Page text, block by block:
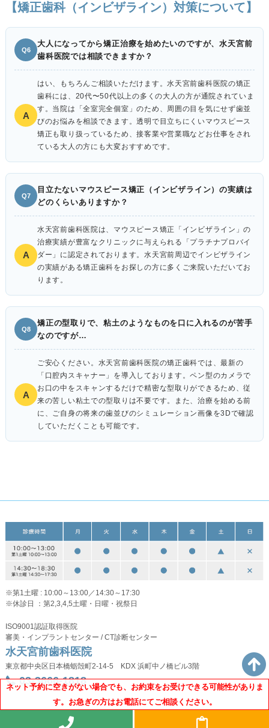
【矯正歯科（インビザライン）対策について】
Q6
大人になってから矯正治療を始めたいのですが、水天宮前
歯科医院では相談できますか？
A
はい、もちろんご相談いただけます。水天宮前歯科医院の矯正
歯科には、20代〜50代以上の多くの大人の方が通院されていま
す。当院は「全室完全個室」のため、周囲の目を気にせず歯並
びのお悩みを相談できます。透明で目立ちにくいマウスピース
矯正も取り扱っているため、接客業や営業職などお仕事をされ
ている大人の方にも大変おすすめです。
Q7
目立たないマウスピース矯正（インビザライン）の実績は
どのくらいありますか？
A
水天宮前歯科医院は、マウスピース矯正「インビザライン」の
治療実績が豊富なクリニックに与えられる「プラチナプロバイ
ダー」に認定されております。水天宮前周辺でインビザライン
の実績がある矯正歯科をお探しの方に多くご来院いただいてお
ります。
Q8
矯正の型取りで、粘土のようなものを口に入れるのが苦手
なのですが…
A
ご安心ください。水天宮前歯科医院の矯正歯科では、最新の
「口腔内スキャナー」を導入しております。ペン型のカメラで
お口の中をスキャンするだけで精密な型取りができるため、従
来の苦しい粘土での型取りは不要です。また、治療を始める前
に、ご自身の将来の歯並びのシミュレーション画像を3Dで確認
していただくことも可能です。
※第1土曜 : 10:00～13:00／14:30～17:30
※休診日 ：第2,3,4,5土曜・日曜・祝祭日
ISO9001認証取得医院
審美・インプラントセンター / CT診断センター
水天宮前歯科医院
東京都中央区日本橋蛎殻町2-14-5 KDX 浜町中ノ橋ビル3階
03-3666-1818